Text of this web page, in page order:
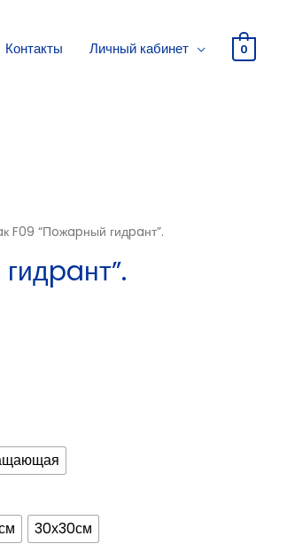
Контакты Личный кабинет 0
F09 “Пoжapный гидpaнт”.
30х30см